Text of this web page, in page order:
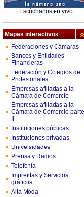
Escúchanos en vivo
Mapas interactivos
Federaciones y Cámaras
Bancos y Entidades
Financieras
Federación y Colegios de
Profesionales
Empresas afiliadas a la
Cámara de Comercio
Empresas afiliadas a la
Cámara de Comercio parte
Instituciones públicas
Instituciones privadas
Universidades
Prensa y Radios
Telefonía
Imprentas y Servicios
gráficos
Alta Moda